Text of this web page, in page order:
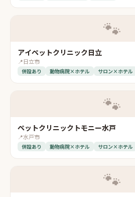
🐾
アイペットクリニック日立
📍日立市
併設あり 動物病院×ホテル サロン×ホテル
🐾
ペットクリニックトモニー水戸
📍水戸市
併設あり 動物病院×ホテル サロン×ホテル
🐾